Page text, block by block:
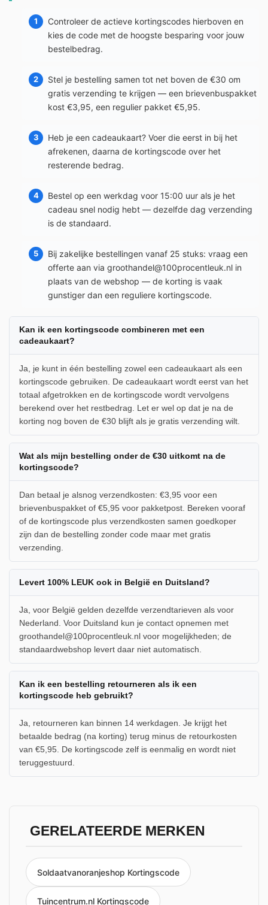
Controleer de actieve kortingscodes hierboven en
kies de code met de hoogste besparing voor jouw
bestelbedrag.
Stel je bestelling samen tot net boven de €30 om
gratis verzending te krijgen — een brievenbuspakket
kost €3,95, een regulier pakket €5,95.
Heb je een cadeaukaart? Voer die eerst in bij het
afrekenen, daarna de kortingscode over het
resterende bedrag.
Bestel op een werkdag voor 15:00 uur als je het
cadeau snel nodig hebt — dezelfde dag verzending
is de standaard.
Bij zakelijke bestellingen vanaf 25 stuks: vraag een
offerte aan via groothandel@100procentleuk.nl in
plaats van de webshop — de korting is vaak
gunstiger dan een reguliere kortingscode.
Kan ik een kortingscode combineren met een
cadeaukaart?
Ja, je kunt in één bestelling zowel een cadeaukaart als een
kortingscode gebruiken. De cadeaukaart wordt eerst van het
totaal afgetrokken en de kortingscode wordt vervolgens
berekend over het restbedrag. Let er wel op dat je na de
korting nog boven de €30 blijft als je gratis verzending wilt.
Wat als mijn bestelling onder de €30 uitkomt na de
kortingscode?
Dan betaal je alsnog verzendkosten: €3,95 voor een
brievenbuspakket of €5,95 voor pakketpost. Bereken vooraf
of de kortingscode plus verzendkosten samen goedkoper
zijn dan de bestelling zonder code maar met gratis
verzending.
Levert 100% LEUK ook in België en Duitsland?
Ja, voor België gelden dezelfde verzendtarieven als voor
Nederland. Voor Duitsland kun je contact opnemen met
groothandel@100procentleuk.nl voor mogelijkheden; de
standaardwebshop levert daar niet automatisch.
Kan ik een bestelling retourneren als ik een
kortingscode heb gebruikt?
Ja, retourneren kan binnen 14 werkdagen. Je krijgt het
betaalde bedrag (na korting) terug minus de retourkosten
van €5,95. De kortingscode zelf is eenmalig en wordt niet
teruggestuurd.
GERELATEERDE MERKEN
Soldaatvanoranjeshop Kortingscode
Tuincentrum.nl Kortingscode